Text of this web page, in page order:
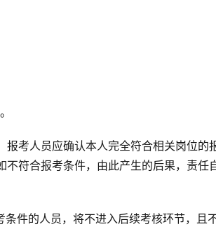
考人员应确认本人完全符合相关岗位的
符合报考条件，由此产生的后果，责任
件的人员，将不进入后续考核环节，且